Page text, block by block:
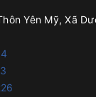
Yên Mỹ, Xã